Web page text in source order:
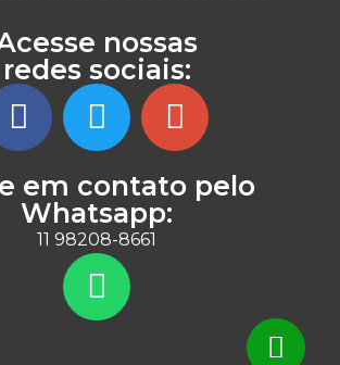
nossas
redes sociais:
em contato pelo
Whatsapp:
11 98208-8661